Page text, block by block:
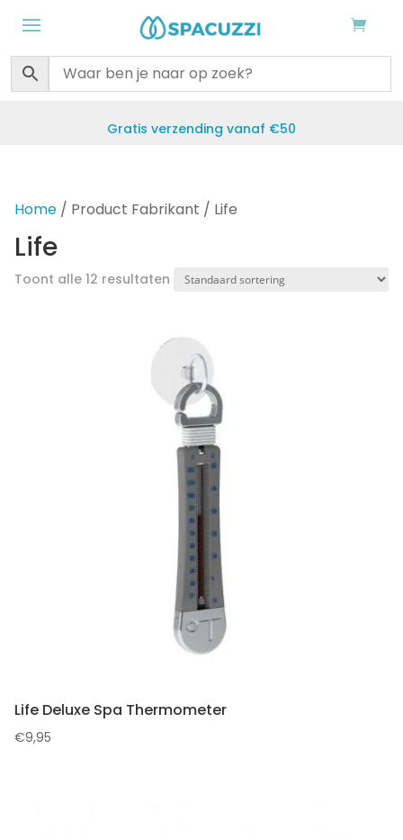
Gratis verzending vanaf €50
Home/ Product Fabrikant / Life
Life
Toont alle 12 resultaten
Life Deluxe Spa Thermometer
€9,95